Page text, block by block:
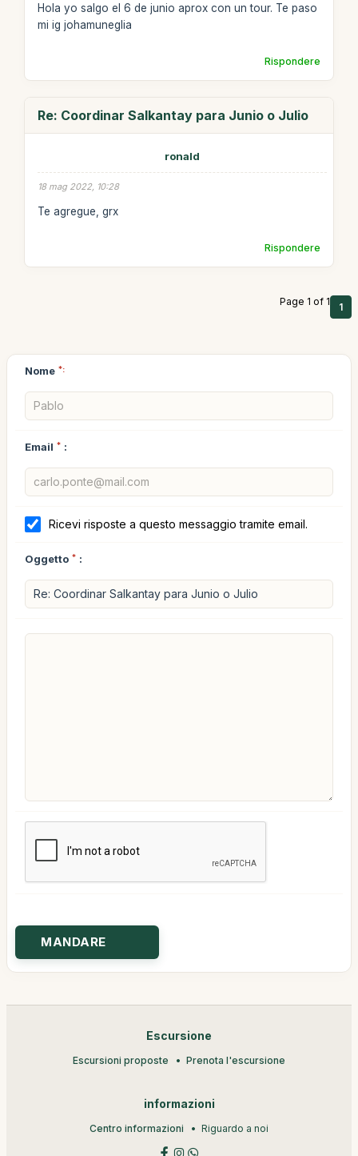
Hola yo salgo el 6 de junio aprox con un tour. Te paso
mi ig johamuneglia
Rispondere
Re: Coordinar Salkantay para Junio o Julio
ronald
18 mag 2022, 10:28
Te agregue, grx
Rispondere
Page 1 of 1 1
Nome *:
Email * :
Ricevi risposte a questo messaggio tramite email.
Oggetto * :
Escursione
Escursioni proposte Prenota l'escursione
informazioni
Centro informazioni Riguardo a noi